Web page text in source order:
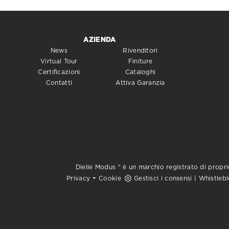
AZIENDA
News
Virtual Tour
Certificazioni
Contatti
Rivenditori
Finiture
Cataloghi
Attiva Garanzia
Dielle Modus ® è un marchio registrato di
Privacy -Cookie Gestisci i consensi